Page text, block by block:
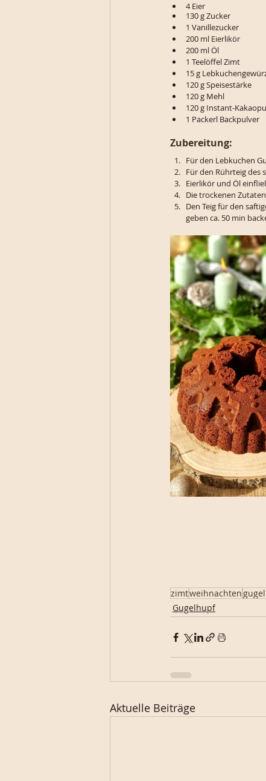
4 Eier
130 g Zucker
1 Vanillezucker
200 ml Eierlikör
200 ml Öl
1 Teelöffel Zimt
15 g
120 g Speisestärke
120 g Mehl
120 g Instant-
1 Packerl Backpulver
Zubereitung:
Für den Lebkuchen
Für den Rührteig des
Eierlikör und Öl
Die trockenen
Den Teig für den
geben ca. 50 min
zimtweihnachten
Gugelhupf
Aktuelle Beiträge